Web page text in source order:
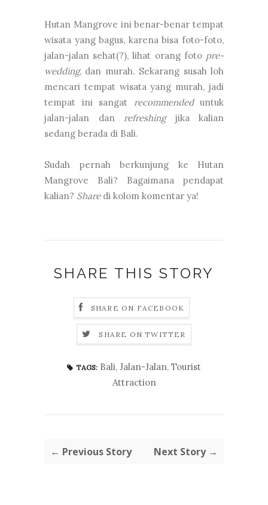
Hutan Mangrove ini benar-benar tempat
wisata yang bagus, karena bisa foto-foto,
jalan-jalan sehat(?), lihat orang foto pre-
wedding, dan murah. Sekarang susah loh
mencari tempat wisata yang murah, jadi
tempat ini sangat
recommendeduntuk
jalan-jalan dan
refreshingjika kalian
sedang berada di Bali.
Sudah pernah berkunjung ke Hutan
Mangrove Bali? Bagaimana pendapat
kalian? Sharedi kolom komentar ya!
SHARE THIS STORY
SHARE ON FACEBOOK
SHARE ON TWITTER
TAGS: Bali, Jalan-Jalan, Tourist
Attraction
← Previous Story Next Story →